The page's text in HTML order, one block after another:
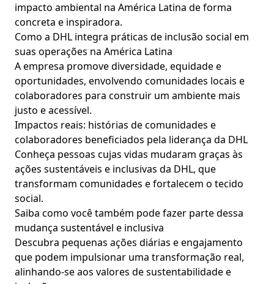
impacto ambiental na América Latina de forma
concreta e inspiradora.
Como a DHL integra práticas de inclusão social em
suas operações na América Latina
A empresa promove diversidade, equidade e
oportunidades, envolvendo comunidades locais e
colaboradores para construir um ambiente mais
justo e acessível.
Impactos reais: histórias de comunidades e
colaboradores beneficiados pela liderança da DHL
Conheça pessoas cujas vidas mudaram graças às
ações sustentáveis e inclusivas da DHL, que
transformam comunidades e fortalecem o tecido
social.
Saiba como você também pode fazer parte dessa
mudança sustentável e inclusiva
Descubra pequenas ações diárias e engajamento
que podem impulsionar uma transformação real,
alinhando-se aos valores de sustentabilidade e